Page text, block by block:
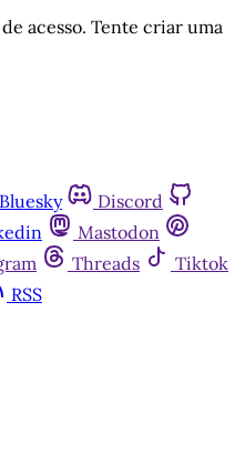
acesso. Tente criar uma
Bluesky
Discord
Mastodon
Threads
Tiktok
RSS